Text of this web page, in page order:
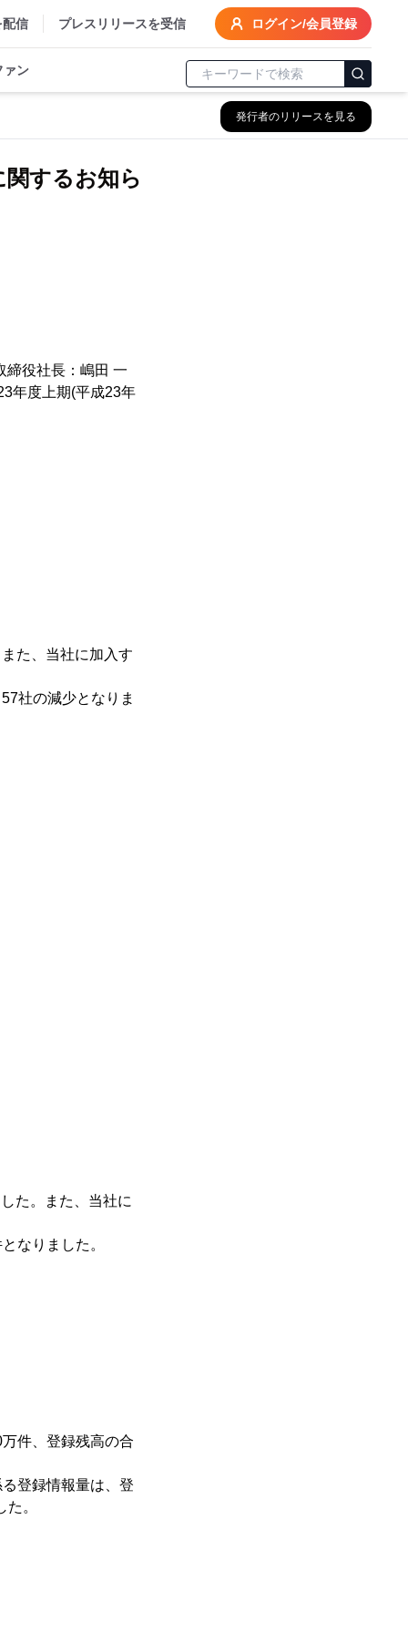
配信 プレスリリースを受信 ログイン/会員登録
ァン
発行者のリリースを見る
するお知ら
役社長：嶋田 一
年度上期(平成23年
た、当社に加入す
社の減少となりま
た。また、当社に
なりました。
件、登録残高の合
登録情報量は、登
。